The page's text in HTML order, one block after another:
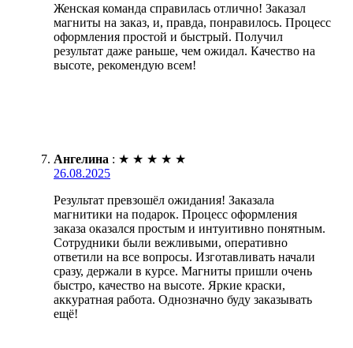
Женская команда справилась отлично! Заказал
магниты на заказ, и, правда, понравилось. Процесс
оформления простой и быстрый. Получил
результат даже раньше, чем ожидал. Качество на
высоте, рекомендую всем!
Ангелина : ★ ★ ★ ★ ★
26.08.2025
Результат превзошёл ожидания! Заказала
магнитики на подарок. Процесс оформления
заказа оказался простым и интуитивно понятным.
Сотрудники были вежливыми, оперативно
ответили на все вопросы. Изготавливать начали
сразу, держали в курсе. Магниты пришли очень
быстро, качество на высоте. Яркие краски,
аккуратная работа. Однозначно буду заказывать
ещё!